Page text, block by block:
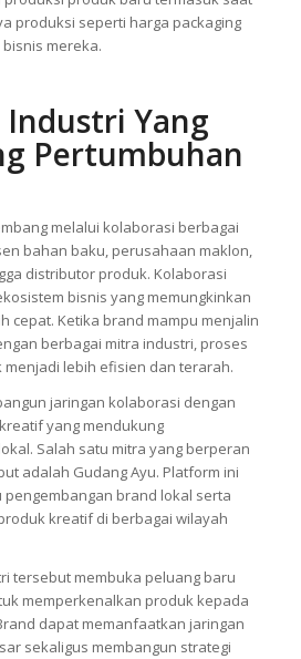
produksi seperti harga packaging
mereka.
Industri Yang
Pertumbuhan
melalui kolaborasi berbagai
bahan baku, perusahaan maklon,
distributor produk. Kolaborasi
bisnis yang memungkinkan
cepat. Ketika brand mampu menjalin
berbagai mitra industri, proses
lebih efisien dan terarah.
jaringan kolaborasi dengan
yang mendukung
Salah satu mitra yang berperan
adalah Gudang Ayu. Platform ini
brand lokal serta
kreatif di berbagai wilayah
tersebut membuka peluang baru
memperkenalkan produk kepada
dapat memanfaatkan jaringan
sekaligus membangun strategi